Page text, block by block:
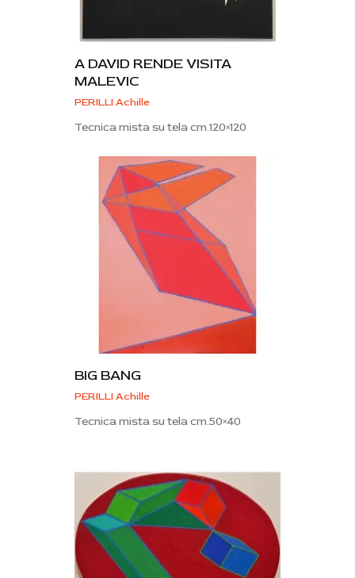
A DAVID RENDE VISITA
MALEVIC
PERILLI Achille
Tecnica mista su tela cm.120×120
BIG BANG
PERILLI Achille
Tecnica mista su tela cm.50×40